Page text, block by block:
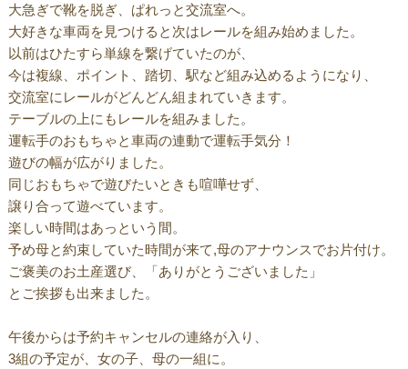
大急ぎで靴を脱ぎ、ぱれっと交流室へ。
大好きな車両を見つけると次はレールを組み始めました。
以前はひたすら単線を繋げていたのが、
今は複線、ポイント、踏切、駅など組み込めるようになり、
交流室にレールがどんどん組まれていきます。
テーブルの上にもレールを組みました。
運転手のおもちゃと車両の連動で運転手気分！
遊びの幅が広がりました。
同じおもちゃで遊びたいときも喧嘩せず、
譲り合って遊べています。
楽しい時間はあっという間。
予め母と約束していた時間が来て,母のアナウンスでお片付け。
ご褒美のお土産選び、「ありがとうございました」
とご挨拶も出来ました。
午後からは予約キャンセルの連絡が入り、
3組の予定が、女の子、母の一組に。